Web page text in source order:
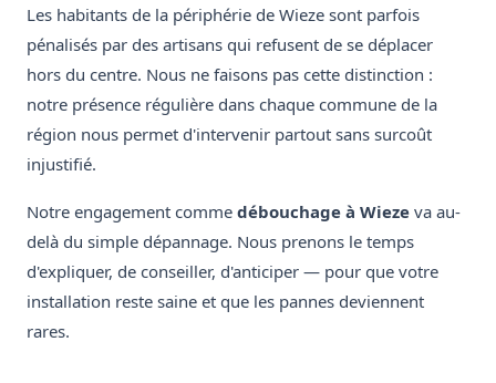
Les habitants de la périphérie de Wieze sont parfois
pénalisés par des artisans qui refusent de se déplacer
hors du centre. Nous ne faisons pas cette distinction :
notre présence régulière dans chaque commune de la
région nous permet d'intervenir partout sans surcoût
injustifié.
Notre engagement comme débouchage à Wieze va au-
delà du simple dépannage. Nous prenons le temps
d'expliquer, de conseiller, d'anticiper — pour que votre
installation reste saine et que les pannes deviennent
rares.